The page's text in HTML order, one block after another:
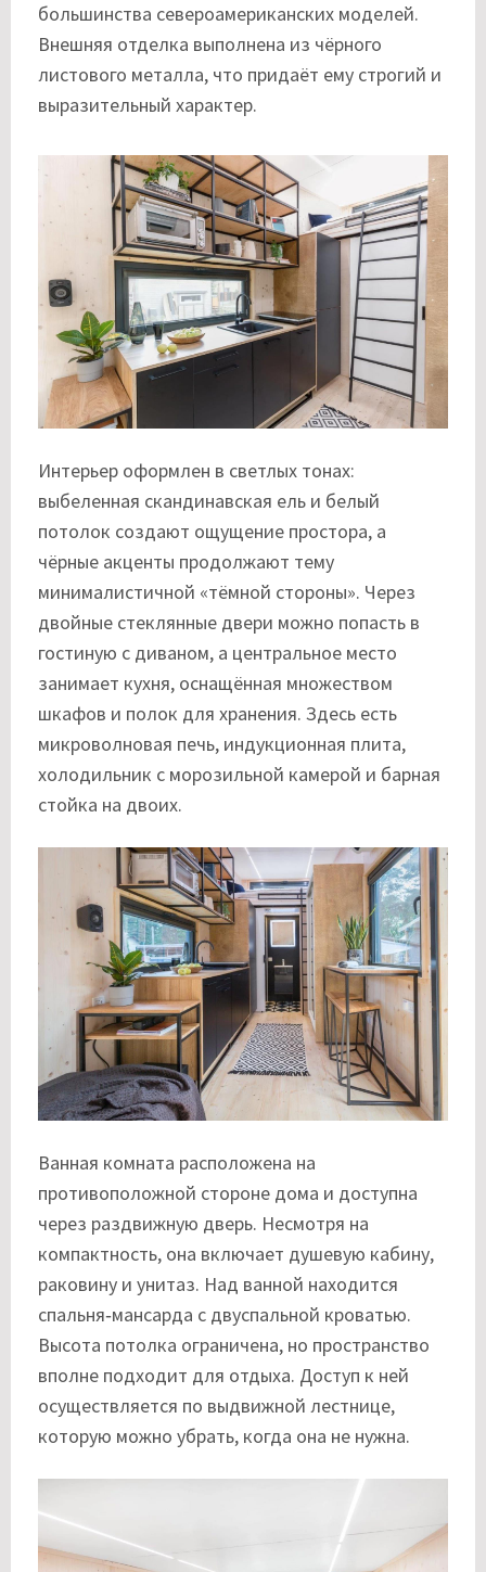
большинства североамериканских моделей.
Внешняя отделка выполнена из чёрного
листового металла, что придаёт ему строгий и
выразительный характер.
Интерьер оформлен в светлых тонах:
выбеленная скандинавская ель и белый
потолок создают ощущение простора, а
чёрные акценты продолжают тему
минималистичной «тёмной стороны». Через
двойные стеклянные двери можно попасть в
гостиную с диваном, а центральное место
занимает кухня, оснащённая множеством
шкафов и полок для хранения. Здесь есть
микроволновая печь, индукционная плита,
холодильник с морозильной камерой и барная
стойка на двоих.
Ванная комната расположена на
противоположной стороне дома и доступна
через раздвижную дверь. Несмотря на
компактность, она включает душевую кабину,
раковину и унитаз. Над ванной находится
спальня‑мансарда с двуспальной кроватью.
Высота потолка ограничена, но пространство
вполне подходит для отдыха. Доступ к ней
осуществляется по выдвижной лестнице,
которую можно убрать, когда она не нужна.